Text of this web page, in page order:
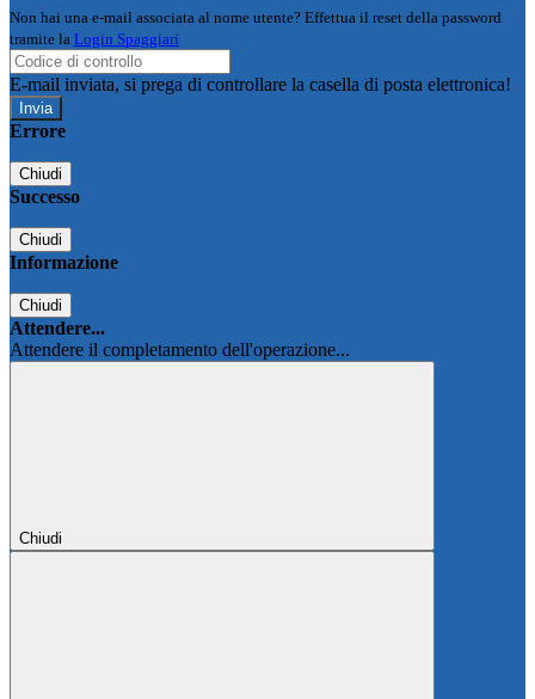
Non hai una e-mail associata al nome utente? Effettua il reset della password
tramite la Login Spaggiari
E-mail inviata, si prega di controllare la casella di posta elettronica!
Errore
Chiudi
Successo
Chiudi
Informazione
Chiudi
Attendere...
Attendere il completamento dell'operazione...
Chiudi